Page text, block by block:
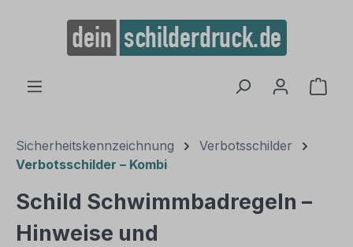
springen
Sicherheitskennzeichnung
Verbotsschilder
Verbotsschilder – Kombi
Schild Schwimmbadregeln –
Hinweise und